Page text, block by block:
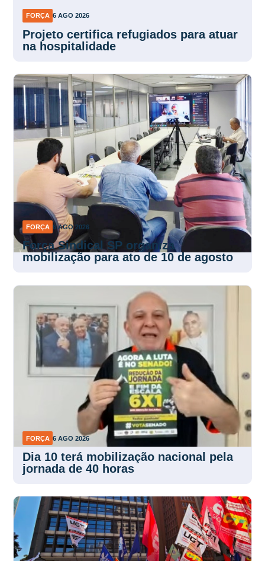
FORÇA 6 AGO 2026
Projeto certifica refugiados para atuar
na hospitalidade
FORÇA 6 AGO 2026
Força Sindical SP organiza
mobilização para ato de 10 de agosto
FORÇA 6 AGO 2026
Dia 10 terá mobilização nacional pela
jornada de 40 horas